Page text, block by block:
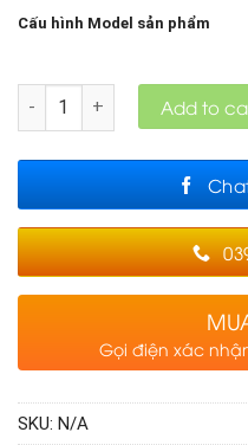
Cấu hình Model sản phẩm
Quantity Add to
Gọi điện xác
SKU: N/A